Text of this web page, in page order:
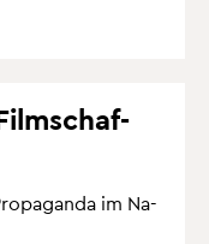
im Na­